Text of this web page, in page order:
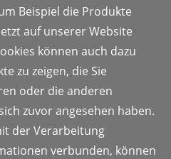
Beispiel die Produkte
auf unserer Website
können auch dazu
zu zeigen, die Sie
oder die anderen
zuvor angesehen haben.
der Verarbeitung
verbunden, können